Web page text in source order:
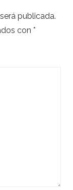
publicada.
con *